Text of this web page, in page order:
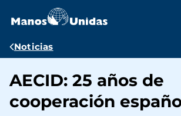
contenido
Ruta
navegación
Noticias
AECID: 25 años de
cooperación